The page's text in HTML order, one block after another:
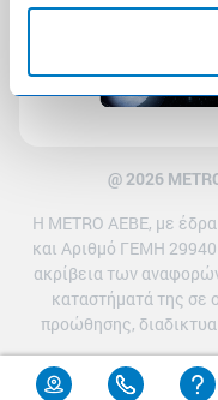
@ 2026
Η METRO ΑΕΒΕ, με
και Αριθμό ΓΕΜΗ
ακρίβεια των
καταστήματά της σε
προώθησης,